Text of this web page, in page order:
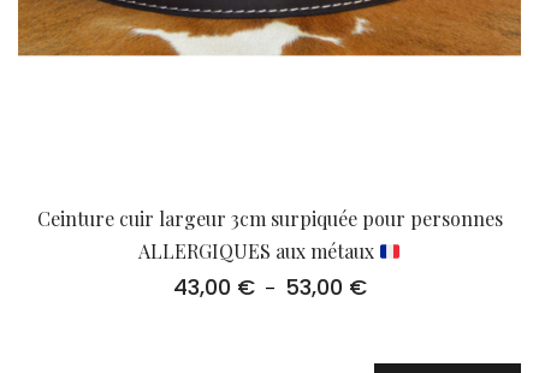
Ceinture cuir largeur 3cm surpiquée pour personnes
ALLERGIQUES aux métaux
43,00 € – 53,00 €Plage
43,00 €